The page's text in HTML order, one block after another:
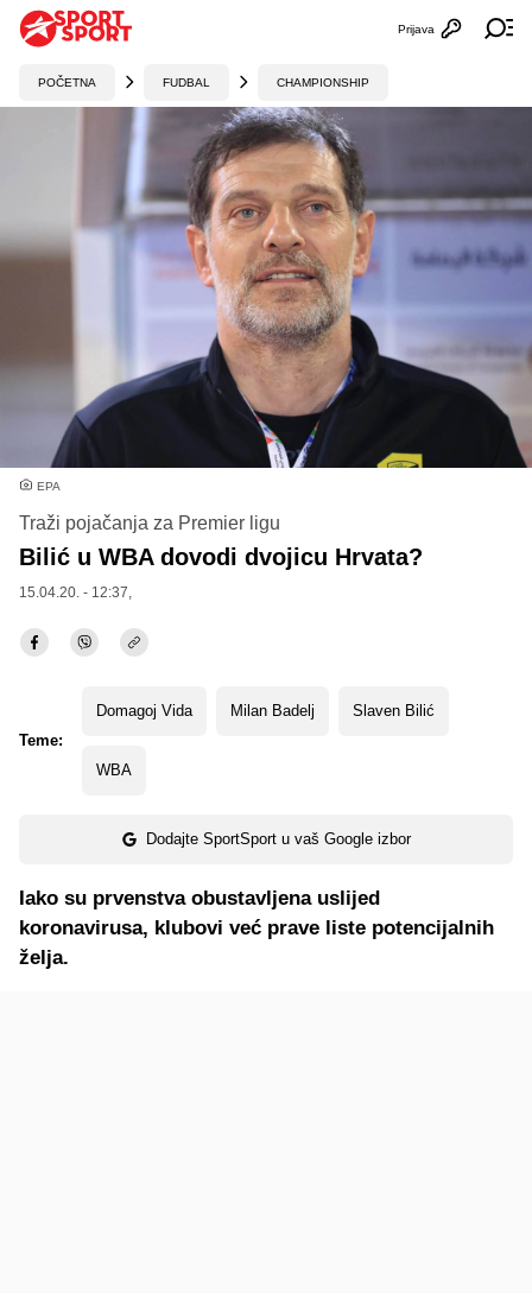
Otvori
Prijava
POČETNA FUDBAL CHAMPIONSHIP
EPA
Traži pojačanja za Premier ligu
Bilić u WBA dovodi dvojicu Hrvata?
15.04.20. - 12:37,
Teme:
Domagoj Vida Milan Badelj Slaven Bilić
WBA
Dodajte SportSport u vaš Google izbor
Iako su prvenstva obustavljena uslijed
koronavirusa, klubovi već prave liste potencijalnih
želja.